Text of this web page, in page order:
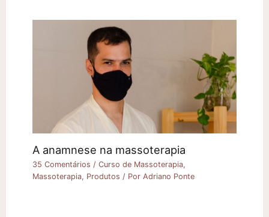
A anamnese na massoterapia
35 Comentários / Curso de Massoterapia,
Massoterapia, Produtos / Por Adriano Ponte